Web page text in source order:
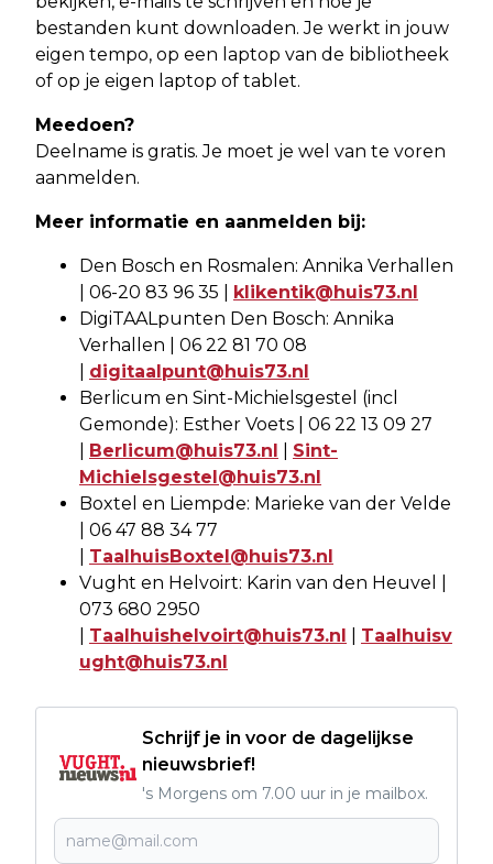
bestanden kunt downloaden. Je werkt in jouw
eigen tempo, op een laptop van de bibliotheek
of op je eigen laptop of tablet.
Meedoen?
Deelname is gratis. Je moet je wel van te voren
aanmelden.
Meer informatie en aanmelden bij:
Den Bosch en Rosmalen: Annika Verhallen
| 06-20 83 96 35 | klikentik@huis73.nl
DigiTAALpunten Den Bosch: Annika
Verhallen | 06 22 81 70 08
digitaalpunt@huis73.nl
Berlicum en Sint-Michielsgestel (incl
Gemonde): Esther Voets | 06 22 13 09 27
Berlicum@huis73.nl
Sint-
Michielsgestel@huis73.nl
Boxtel en Liempde: Marieke van der Velde
| 06 47 88 34 77
TaalhuisBoxtel@huis73.nl
Vught en Helvoirt: Karin van den Heuvel |
073 680 2950
Taalhuishelvoirt@huis73.nl
Taalhuisv
ught@huis73.nl
Schrijf je in voor de dagelijkse
nieuwsbrief!
's Morgens om 7.00 uur in je mailbox.